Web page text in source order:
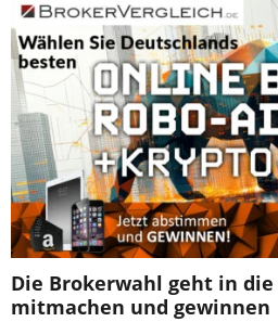
Die Brokerwahl geht in die
mitmachen und gewinnen